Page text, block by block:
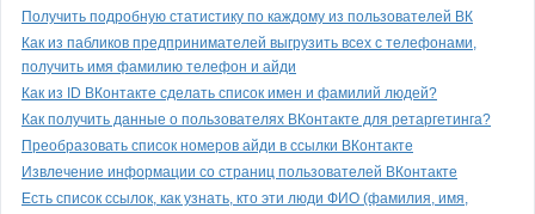
Получить подробную статистику по каждому из пользователей ВК
Как из пабликов предпринимателей выгрузить всех с телефонами,
получить имя фамилию телефон и айди
Как из ID ВКонтакте сделать список имен и фамилий людей?
Как получить данные о пользователях ВКонтакте для ретаргетинга?
Преобразовать список номеров айди в ссылки ВКонтакте
Извлечение информации со страниц пользователей ВКонтакте
Есть список ссылок, как узнать, кто эти люди ФИО (фамилия, имя,